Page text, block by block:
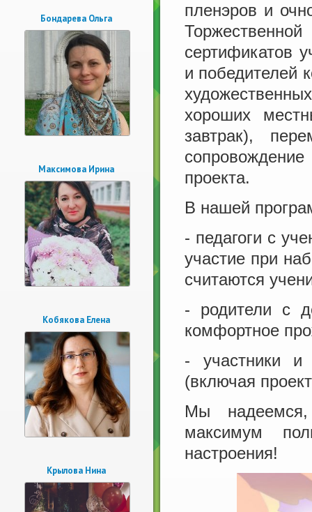
Бондарева Ольга
Максимова Ирина
Кобякова Елена
Крылова Нина
пленэров и
сертификатов
и победителей
хороших
завтрак),
проекта.
В нашей
- педагоги с
участие при
считаются
- родители с
комфортное
- участники и
(включая
Мы
максимум
настроения!